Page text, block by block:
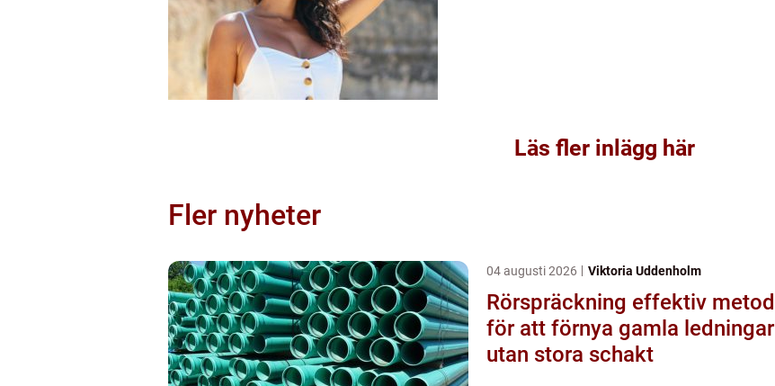
Läs fler inlägg här
Fler nyheter
04 augusti 2026 Viktoria Uddenholm
Rörspräckning effektiv metod
för att förnya gamla ledningar
utan stora schakt